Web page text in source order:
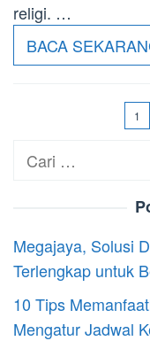
religi. …
BACA
1
Cari
Megajaya, Solusi
Terlengkap untuk
10 Tips
Mengatur Jadwal